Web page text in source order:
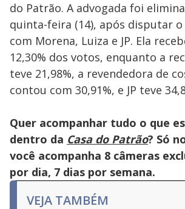
do Patrão. A advogada foi
quinta-feira (14), após disputar o
com Morena, Luiza e JP. Ela
12,30% dos votos, enquanto a
teve 21,98%, a revendedora de
contou com 30,91%, e JP teve
Quer acompanhar tudo o que
dentro da Casa do Patrão? Só
você acompanha 8 câmeras
por dia, 7 dias por semana.
VEJA TAMBÉM